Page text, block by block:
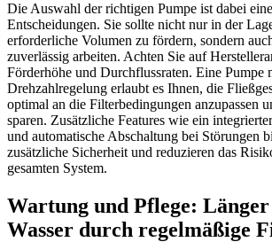
Die Auswahl der richtigen Pumpe ist dabei
Entscheidungen. Sie sollte nicht nur in der
erforderliche Volumen zu fördern, sondern
zuverlässig arbeiten. Achten Sie auf
Förderhöhe und Durchflussraten. Eine Pumpe
Drehzahlregelung erlaubt es Ihnen, die
optimal an die Filterbedingungen anzupassen
sparen. Zusätzliche Features wie ein
und automatische Abschaltung bei Störungen
zusätzliche Sicherheit und reduzieren das
gesamten System.
Wartung und Pflege: Länger
Wasser durch regelmäßige